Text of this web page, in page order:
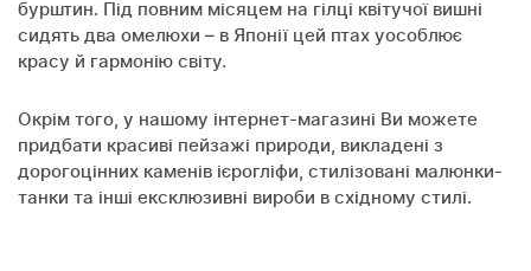
бурштин. Під повним місяцем на гілці квітучої вишні
сидять два омелюхи – в Японії цей птах уособлює
красу й гармонію світу.
Окрім того, у нашому інтернет-магазині Ви можете
придбати красиві пейзажі природи, викладені з
дорогоцінних каменів ієрогліфи, стилізовані малюнки-
танки та інші ексклюзивні вироби в східному стилі.